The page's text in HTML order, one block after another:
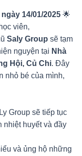
14/01/2025 🌟
viên,
Saly Group sẽ tạm
nguyện tại Nhà
Hội, Củ Chi. Đây
nhỏ bé của mình,
Group sẽ tiếp tục
nhiệt huyết và đầy
và ủng hộ những